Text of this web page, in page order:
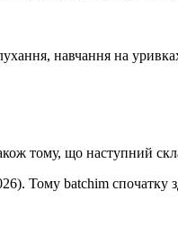
навчання на уривках
тому, що наступний
Тому batchim спочатку